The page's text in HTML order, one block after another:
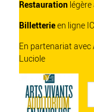
Restauration
Billetterieen ligne
En partenariat avec
Luciole